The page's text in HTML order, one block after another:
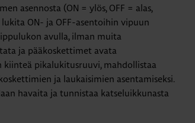
asennosta (ON = ylös, OFF = alas,
ON- ja OFF-asentoihin vipuun
avulla, ilman muita
ja pääkoskettimet avata
kiinteä pikalukitusruuvi, mahdollistaa
ja laukaisimien asentamiseksi.
havaita ja tunnistaa katseluikkunasta